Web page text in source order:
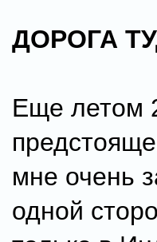
ДОРОГА
Еще летом
мне очень
одной